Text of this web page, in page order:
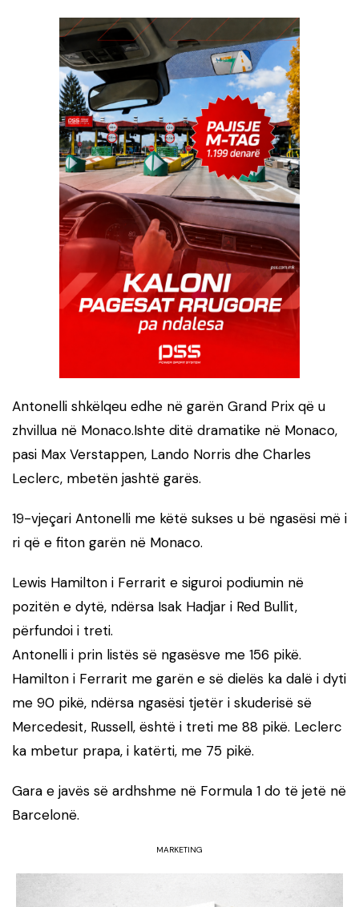
Antonelli shkëlqeu edhe në garën Grand Prix që u
zhvillua në Monaco.Ishte ditë dramatike në Monaco,
pasi Max Verstappen, Lando Norris dhe Charles
Leclerc, mbetën jashtë garës.
19-vjeçari Antonelli me këtë sukses u bë ngasësi më i
ri që e fiton garën në Monaco.
Lewis Hamilton i Ferrarit e siguroi podiumin në
pozitën e dytë, ndërsa Isak Hadjar i Red Bullit,
përfundoi i treti.
Antonelli i prin listës së ngasësve me 156 pikë.
Hamilton i Ferrarit me garën e së dielës ka dalë i dyti
me 90 pikë, ndërsa ngasësi tjetër i skuderisë së
Mercedesit, Russell, është i treti me 88 pikë. Leclerc
ka mbetur prapa, i katërti, me 75 pikë.
Gara e javës së ardhshme në Formula 1 do të jetë në
Barcelonë.
MARKETING